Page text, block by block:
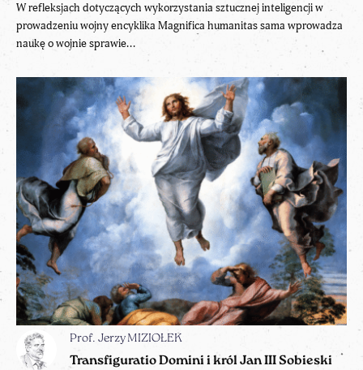
W refleksjach dotyczących wykorzystania sztucznej inteligencji w
prowadzeniu wojny encyklika Magnifica humanitas sama wprowadza
naukę o wojnie sprawie...
Prof. Jerzy MIZIOŁEK
Transfiguratio Domini i król Jan III Sobieski